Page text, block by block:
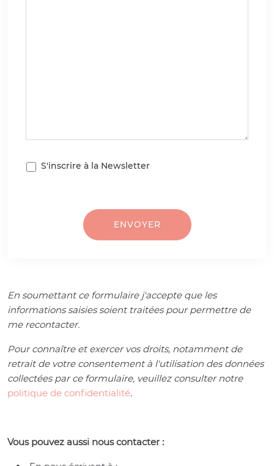
S'inscrire à la Newsletter
En soumettant ce formulaire j'accepte que les
informations saisies soient traitées pour permettre de
me recontacter.
Pour connaître et exercer vos droits, notamment de
retrait de votre consentement à l'utilisation des données
collectées par ce formulaire, veuillez consulter notre
politique de confidentialité.
Vous pouvez aussi nous contacter :